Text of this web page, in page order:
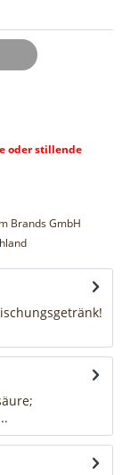
oder stillende
Brands GmbH